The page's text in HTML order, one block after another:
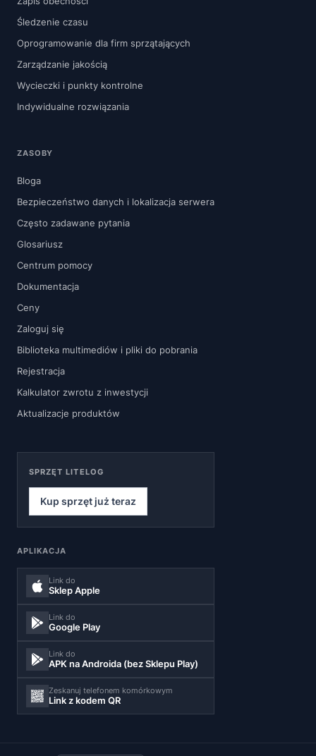
Śledzenie czasu
Oprogramowanie dla firm sprzątających
Zarządzanie jakością
Wycieczki i punkty kontrolne
Indywidualne rozwiązania
ZASOBY
Bloga
Bezpieczeństwo danych i lokalizacja serwera
Często zadawane pytania
Glosariusz
Centrum pomocy
Dokumentacja
Ceny
Zaloguj się
Biblioteka multimediów i pliki do pobrania
Rejestracja
Kalkulator zwrotu z inwestycji
Aktualizacje produktów
SPRZĘT LITELOG
Kup sprzęt już teraz
APLIKACJA
Link do
Sklep Apple
Link do
Google Play
Link do
APK na Androida (bez Sklepu Play)
Zeskanuj telefonem komórkowym
Link z kodem QR